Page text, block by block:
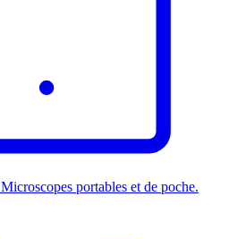
Microscopes portables et de poche.